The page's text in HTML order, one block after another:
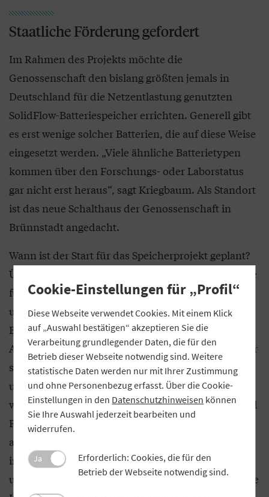
Staatliche Förderung gefordert
Im Rahmen des Projekts möchte die
Genossenschaft den bislang größten jemals in
Deutschland für die Netzentlastung genutzten
SolidFlow-Batteriespeicher errichten. Generell gibt
es erst wenige solcher Batterien, die auf diese Weise
eingesetzt werden. „Viele ähnliche Batterietypen
kommen über den Forschungs- oder Laborstatus
gar nicht erst heraus“, sagt Kriegbaum. Als Standort
ist das neue Schalthaus der Genossenschaft in
Brünnstadt angedacht.
Wann ist der Start für das Speicherprojekt geplant?
ÜZ Mainfranken und CMBlue hoffen auf die Zusage
für eine Förderung. Dazu sind sie mit Wirtschafts-
und Energieminister Hubert Aiwanger in Kontakt.
Bei einem Runden Tisch Anfang Mai haben sie ihre
Anliegen deutlich gemacht. „Große Energiespeicher
sind für das Gelingen der Energiewende
unerlässlich. Gleichzeitig sind sie derzeit nicht
wirtschaftlich zu betreiben, da die Entwicklung und
Produktion sehr kostenintensiv sind. Es braucht
also eine staatliche Förderung wie in den USA, wo
im Zuge des Inflation Reduction Acts
unbürokratisch bis zu 45 Dollar für jede produzierte
Cookie-Einstellungen für „Profil“
Diese Webseite verwendet Cookies. Mit einem Klick
auf „Auswahl bestätigen“ akzeptieren Sie die
Verarbeitung grundlegender Daten, die für den
Betrieb dieser Webseite notwendig sind. Weitere
statistische Daten werden nur mit Ihrer Zustimmung
und ohne Personenbezug erfasst. Über die Cookie-
Einstellungen in den Datenschutzhinweisen können
Sie Ihre Auswahl jederzeit bearbeiten und
widerrufen.
Ja
Erforderlich: Cookies, die für den
Betrieb der Webseite notwendig sind.